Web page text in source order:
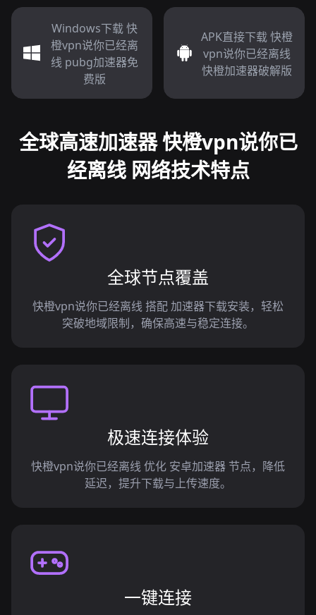
Windows下载 快
橙vpn说你已经离
线 pubg加速器免
费版
APK直接下载 快橙
vpn说你已经离线
快橙加速器破解版
全球高速加速器 快橙vpn说你已
经离线 网络技术特点
全球节点覆盖
快橙vpn说你已经离线 搭配 加速器下载安装，轻松
突破地域限制，确保高速与稳定连接。
极速连接体验
快橙vpn说你已经离线 优化 安卓加速器 节点，降低
延迟，提升下载与上传速度。
一键连接